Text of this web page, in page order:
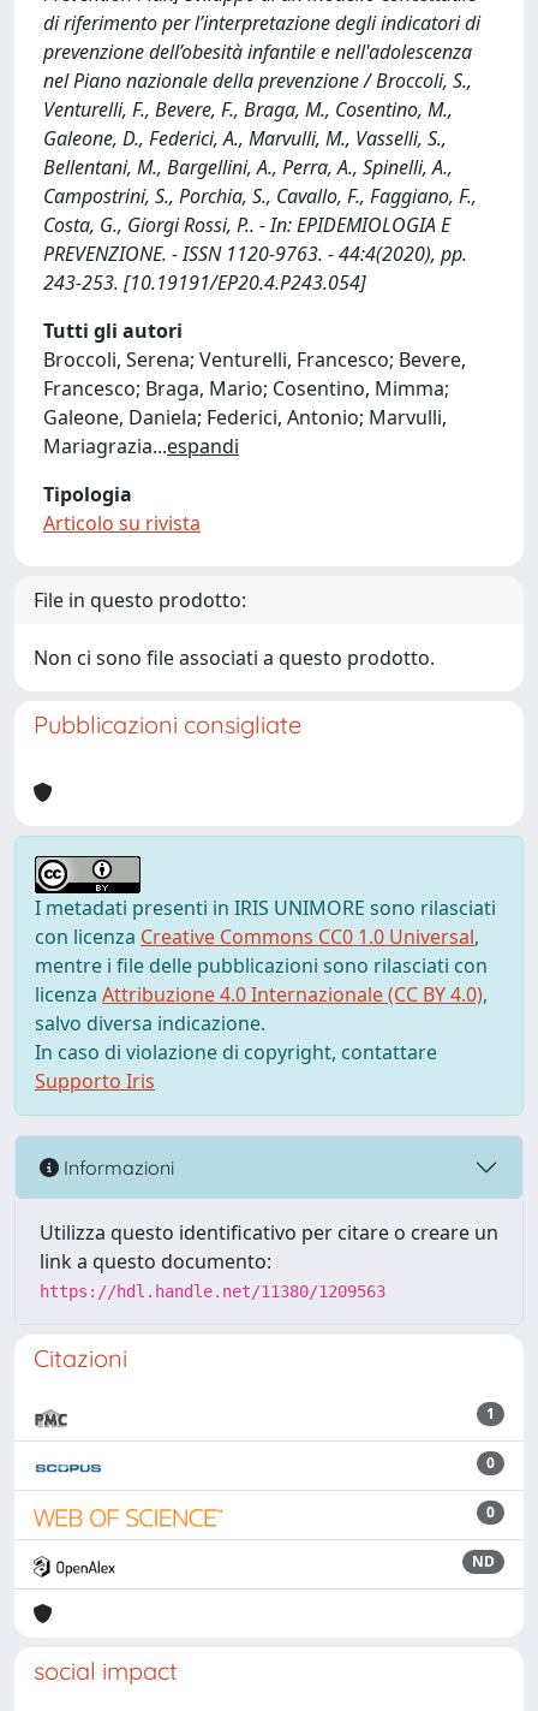
di riferimento per l’interpretazione degli indicatori di
prevenzione dell’obesità infantile e nell'adolescenza
nel Piano nazionale della prevenzione / Broccoli, S.,
Venturelli, F., Bevere, F., Braga, M., Cosentino, M.,
Galeone, D., Federici, A., Marvulli, M., Vasselli, S.,
Bellentani, M., Bargellini, A., Perra, A., Spinelli, A.,
Campostrini, S., Porchia, S., Cavallo, F., Faggiano, F.,
Costa, G., Giorgi Rossi, P.. - In: EPIDEMIOLOGIA E
PREVENZIONE. - ISSN 1120-9763. - 44:4(2020), pp.
243-253. [10.19191/EP20.4.P243.054]
Tutti gli autori
Broccoli, Serena; Venturelli, Francesco; Bevere,
Francesco; Braga, Mario; Cosentino, Mimma;
Galeone, Daniela; Federici, Antonio; Marvulli,
Mariagrazia...espandi
Tipologia
Articolo su rivista
File in questo prodotto:
Non ci sono file associati a questo prodotto.
Pubblicazioni consigliate
I metadati presenti in IRIS UNIMORE sono rilasciati
con licenza Creative Commons CC0 1.0 Universal,
mentre i file delle pubblicazioni sono rilasciati con
licenza Attribuzione 4.0 Internazionale (CC BY 4.0),
salvo diversa indicazione.
In caso di violazione di copyright, contattare
Supporto Iris
Informazioni
Utilizza questo identificativo per citare o creare un
link a questo documento:
https://hdl.handle.net/11380/1209563
Citazioni
1
0
0
ND
social impact